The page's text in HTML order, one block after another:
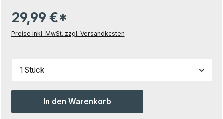
29,99 €*
Preise inkl. MwSt. zzgl. Versandkosten
Produkt Anzahl: Gib den gewünschten Wert ein
In den Warenkorb